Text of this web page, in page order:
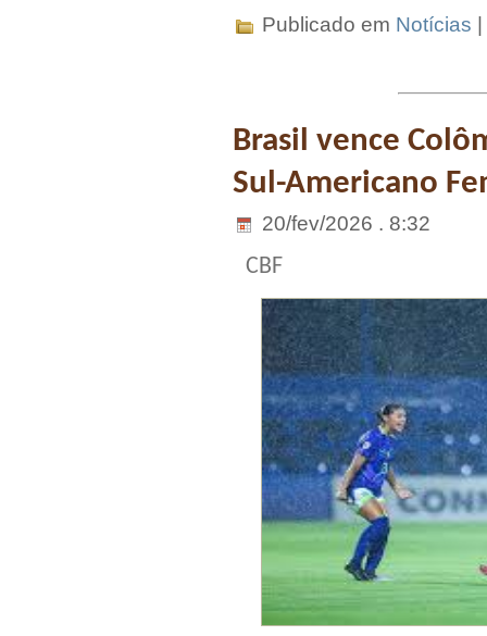
Publicado em Notícias
Brasil vence
Sul-Americano
20/fev/2026 . 8:32
CBF